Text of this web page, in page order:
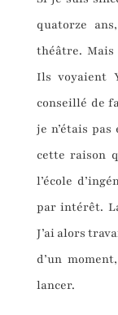
quatorze
théâtre. Mais
Ils voyaient
conseillé de
je n’étais
cette raison
l’école
par intérêt.
J’ai alors
d’un
lancer.